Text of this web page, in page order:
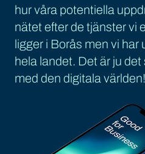
hur våra potentiella
nätet efter de tjänster vi
ligger i Borås men vi
hela landet. Det är ju
med den digitala världen!